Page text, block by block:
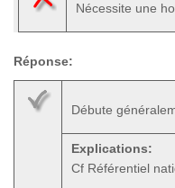
Nécessite une
Réponse:
Débute
Explications:
Cf Référentiel